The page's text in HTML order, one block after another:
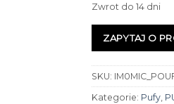
Zwrot do 14 dni
ZAPYTAJ O
SKU:
Kategorie: Pufy,